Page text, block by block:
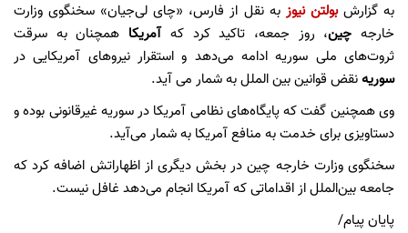
به گزارش بولتن نیوز به نقل از فارس، «چای لی‌جیان» سخنگوی وزارت
خارجه چین، روز جمعه، تاکید کرد کهآمریکا همچنان به سرقت
ثروت‌های ملی سوریه ادامه می‌دهد و استقرار نیروهای آمریکایی در
سوریهنقض قوانین بین الملل به شمار می آید.
وی همچنین گفت که پایگاه‌های نظامی آمریکا در سوریه غیرقانونی بوده و
دستاویزی برای خدمت به منافع آمریکا به شمار می‌آید.
سخنگوی وزارت خارجه چین در بخش دیگری از اظهاراتش اضافه کرد که
جامعه بین‌الملل از اقداماتی که آمریکا انجام می‌دهد غافل نیست.
پایان پیام/